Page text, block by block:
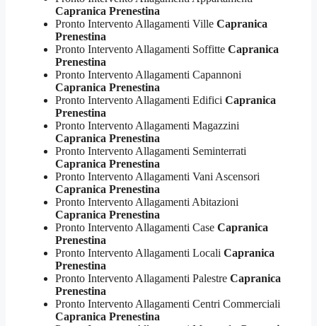
Capranica Prenestina
Pronto Intervento Allagamenti Ville Capranica
Prenestina
Pronto Intervento Allagamenti Soffitte Capranica
Prenestina
Pronto Intervento Allagamenti Capannoni
Capranica Prenestina
Pronto Intervento Allagamenti Edifici Capranica
Prenestina
Pronto Intervento Allagamenti Magazzini
Capranica Prenestina
Pronto Intervento Allagamenti Seminterrati
Capranica Prenestina
Pronto Intervento Allagamenti Vani Ascensori
Capranica Prenestina
Pronto Intervento Allagamenti Abitazioni
Capranica Prenestina
Pronto Intervento Allagamenti Case Capranica
Prenestina
Pronto Intervento Allagamenti Locali Capranica
Prenestina
Pronto Intervento Allagamenti Palestre Capranica
Prenestina
Pronto Intervento Allagamenti Centri Commerciali
Capranica Prenestina